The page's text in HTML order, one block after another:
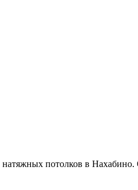
потолков в Нахабино.